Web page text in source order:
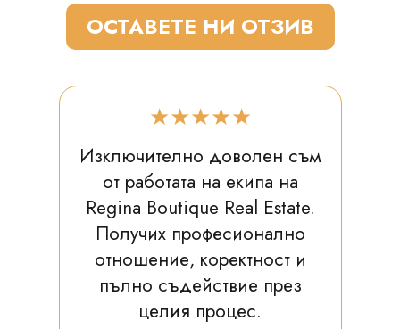
ОСТАВЕТЕ НИ ОТЗИВ
★★★★★
Изключително доволен съм
от работата на екипа на
Regina Boutique Real Estate.
Получих професионално
отношение, коректност и
пълно съдействие през
целия процес.